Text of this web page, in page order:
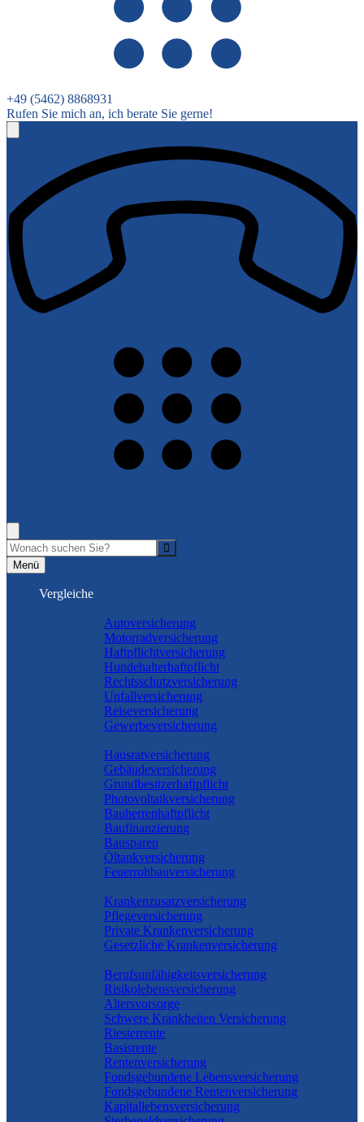
+49 (5462) 8868931
Rufen Sie mich an, ich berate Sie gerne!
Menü
Vergleiche
Autoversicherung
Motorradversicherung
Haftpflichtversicherung
Hundehalterhaftpflicht
Rechtsschutzversicherung
Unfallversicherung
Reiseversicherung
Gewerbeversicherung
Hausratversicherung
Gebäudeversicherung
Grundbesitzerhaftpflicht
Photovoltaikversicherung
Bauherrenhaftpflicht
Baufinanzierung
Bausparen
Öltankversicherung
Feuerrohbauversicherung
Krankenzusatzversicherung
Pflegeversicherung
Private Krankenversicherung
Gesetzliche Krankenversicherung
Berufs­unfähigkeitsversicherung
Risikolebensversicherung
Altersvorsorge
Schwere Krankheiten Versicherung
Riesterrente
Basisrente
Rentenversicherung
Fondsgebundene Lebensversicherung
Fondsgebundene Rentenversicherung
Kapitallebensversicherung